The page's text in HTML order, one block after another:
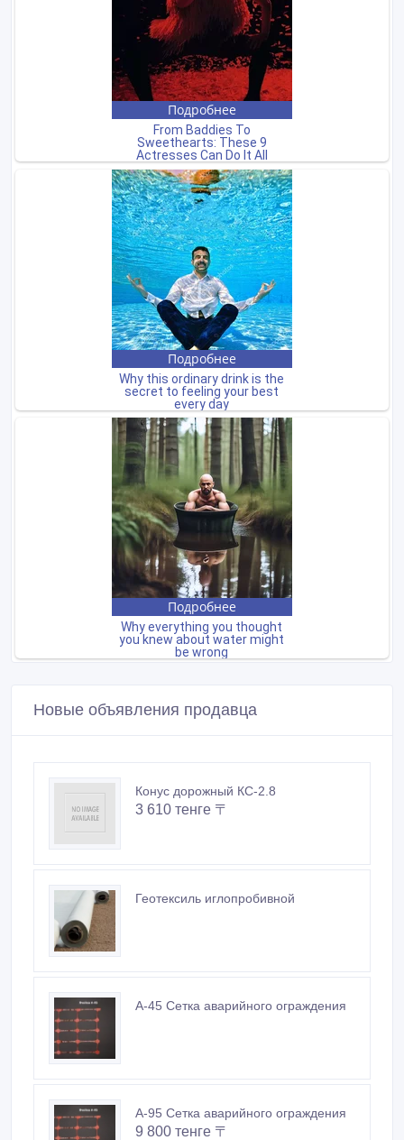
Новые объявления продавца
Конус дорожный КС-2.8
3 610 тенге 〒
Геотексиль иглопробивной
А-45 Сетка аварийного ограждения
А-95 Сетка аварийного ограждения
9 800 тенге 〒